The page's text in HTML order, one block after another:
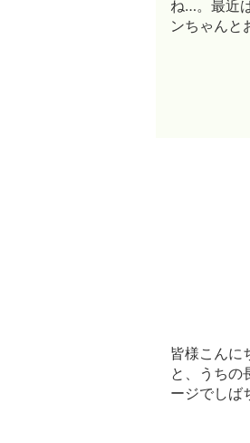
ね…。最近
ンちゃん
皆様こんに
と、うちの
ージでし